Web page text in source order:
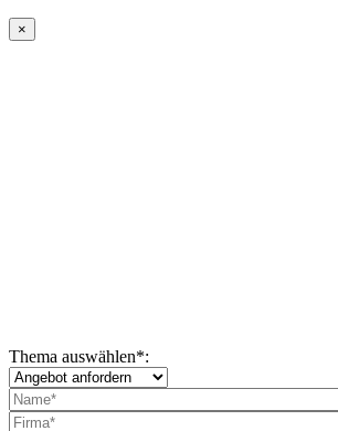
×
Thema auswählen*: